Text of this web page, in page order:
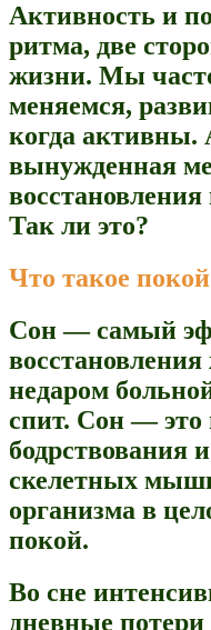
Активность и
ритма, две
жизни. Мы
меняемся,
когда активны.
вынужденная
Так ли это?
Что такое
Сон — самый
недаром
спит. Сон — это
бодрствования
скелетных
организма в
покой.
Во сне
дневные